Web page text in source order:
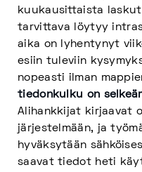
kuukausittaista
tarvittava löytyy
aika on lyhentynyt
esiin tuleviin
nopeasti ilman
tiedonkulku on
Alihankkijat kirjaavat
järjestelmään, ja
hyväksytään
saavat tiedot heti